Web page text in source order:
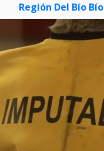
Región Del Bío Bío